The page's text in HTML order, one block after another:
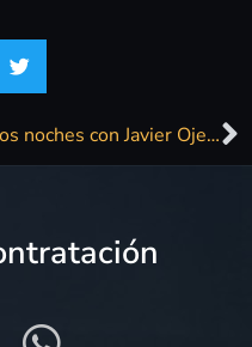
Dos noches con Javier Ojeda